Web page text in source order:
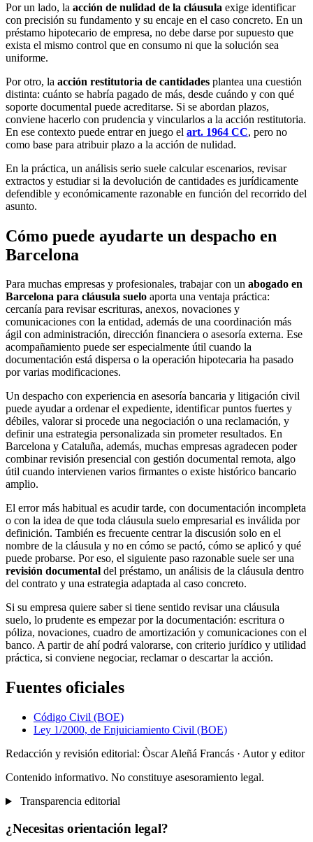
Por un lado, la acción de nulidad de la cláusula exige identificar
con precisión su fundamento y su encaje en el caso concreto. En un
préstamo hipotecario de empresa, no debe darse por supuesto que
exista el mismo control que en consumo ni que la solución sea
uniforme.
Por otro, la acción restitutoria de cantidades plantea una cuestión
distinta: cuánto se habría pagado de más, desde cuándo y con qué
soporte documental puede acreditarse. Si se abordan plazos,
conviene hacerlo con prudencia y vincularlos a la acción restitutoria.
En ese contexto puede entrar en juego el art. 1964 CC, pero no
como base para atribuir plazo a la acción de nulidad.
En la práctica, un análisis serio suele calcular escenarios, revisar
extractos y estudiar si la devolución de cantidades es jurídicamente
defendible y económicamente razonable en función del recorrido del
asunto.
Cómo puede ayudarte un despacho en
Barcelona
Para muchas empresas y profesionales, trabajar con un abogado en
Barcelona para cláusula suelo aporta una ventaja práctica:
cercanía para revisar escrituras, anexos, novaciones y
comunicaciones con la entidad, además de una coordinación más
ágil con administración, dirección financiera o asesoría externa. Ese
acompañamiento puede ser especialmente útil cuando la
documentación está dispersa o la operación hipotecaria ha pasado
por varias modificaciones.
Un despacho con experiencia en asesoría bancaria y litigación civil
puede ayudar a ordenar el expediente, identificar puntos fuertes y
débiles, valorar si procede una negociación o una reclamación, y
definir una estrategia personalizada sin prometer resultados. En
Barcelona y Cataluña, además, muchas empresas agradecen poder
combinar revisión presencial con gestión documental remota, algo
útil cuando intervienen varios firmantes o existe histórico bancario
amplio.
El error más habitual es acudir tarde, con documentación incompleta
o con la idea de que toda cláusula suelo empresarial es inválida por
definición. También es frecuente centrar la discusión solo en el
nombre de la cláusula y no en cómo se pactó, cómo se aplicó y qué
puede probarse. Por eso, el siguiente paso razonable suele ser una
revisión documental del préstamo, un análisis de la cláusula dentro
del contrato y una estrategia adaptada al caso concreto.
Si su empresa quiere saber si tiene sentido revisar una cláusula
suelo, lo prudente es empezar por la documentación: escritura o
póliza, novaciones, cuadro de amortización y comunicaciones con el
banco. A partir de ahí podrá valorarse, con criterio jurídico y utilidad
práctica, si conviene negociar, reclamar o descartar la acción.
Fuentes oficiales
Código Civil (BOE)
Ley 1/2000, de Enjuiciamiento Civil (BOE)
Redacción y revisión editorial: Òscar Aleñá Francás · Autor y editor
Contenido informativo. No constituye asesoramiento legal.
Transparencia editorial
¿Necesitas orientación legal?